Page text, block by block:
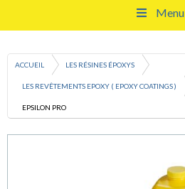
Menu
ACCUEIL LES RÉSINES ÉPOXYS
LES REVÊTEMENTS EPOXY ( EPOXY COATINGS )
EPSILON PRO